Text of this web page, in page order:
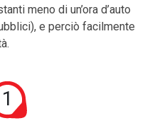
meno di un’ora d’auto
e perciò facilmente
1